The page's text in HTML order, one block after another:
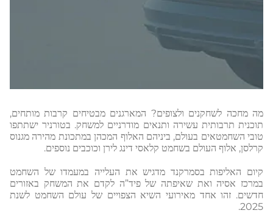
מה מחכה לשחקנים ולצופים? המארגנים מבטיחים קרבות מותחים,
תוכנית תרבותית עשירה ותנאים מודרניים למשחק. בטורניר ישתתפו
טובי השחמטאים בעולם, ביניהם האלוף המכהן במתכונת מהירה מגנוס
קרלסן, אלוף העולם בשחמט קלאסי דינג לירן וכוכבים נוספים.
קיום האליפות בסמרקנד מדגיש את העלייה במעמדו של השחמט
במרכז אסיה ואת שאיפתה של פיד”ה לקדם את המשחק באזורים
חדשים. זהו אחד מאירועי השיא הצפויים של עולם השחמט לשנת
2025.